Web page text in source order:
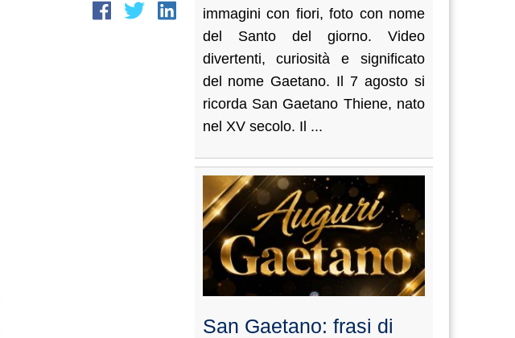
immagini con fiori, foto con nome
del Santo del giorno. Video
divertenti, curiosità e significato
del nome Gaetano. Il 7 agosto si
ricorda San Gaetano Thiene, nato
nel XV secolo. Il ...
San Gaetano: frasi di